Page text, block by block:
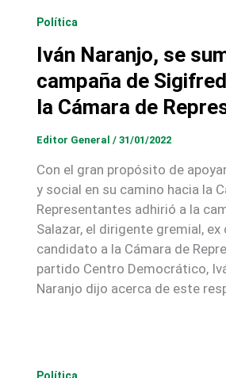
Política
Iván Naranjo, se
campaña de
la Cámara de
Editor General / 31/01/2022
Con el gran propósito de
y social en su camino hacia la
Representantes adhirió a la
Salazar, el dirigente gremial, ex
candidato a la Cámara de
partido Centro Democrático,
Naranjo dijo acerca de este